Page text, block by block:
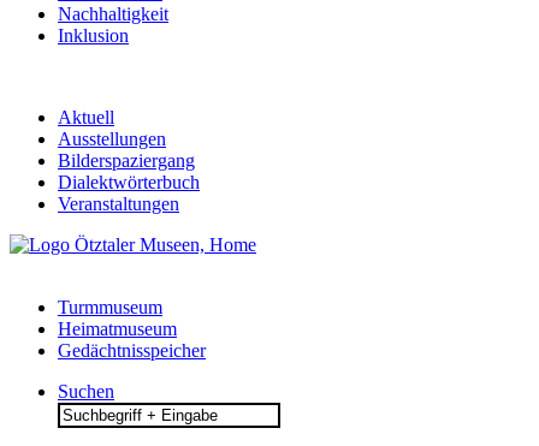
Nachhaltigkeit
Inklusion
Aktuell
Ausstellungen
Bilderspaziergang
Dialektwörterbuch
Veranstaltungen
Turmmuseum
Heimatmuseum
Gedächtnisspeicher
Suchen
Search
for: